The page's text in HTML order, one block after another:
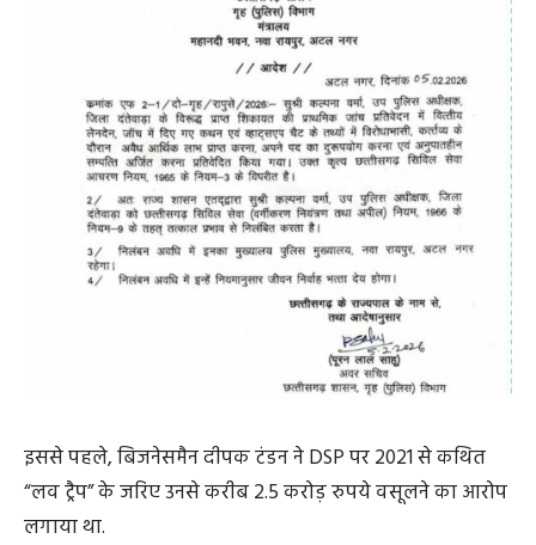
इससे पहले, बिजनेसमैन दीपक टंडन ने DSP पर 2021 से कथित
“लव ट्रैप” के जरिए उनसे करीब 2.5 करोड़ रुपये वसूलने का आरोप
लगाया था.